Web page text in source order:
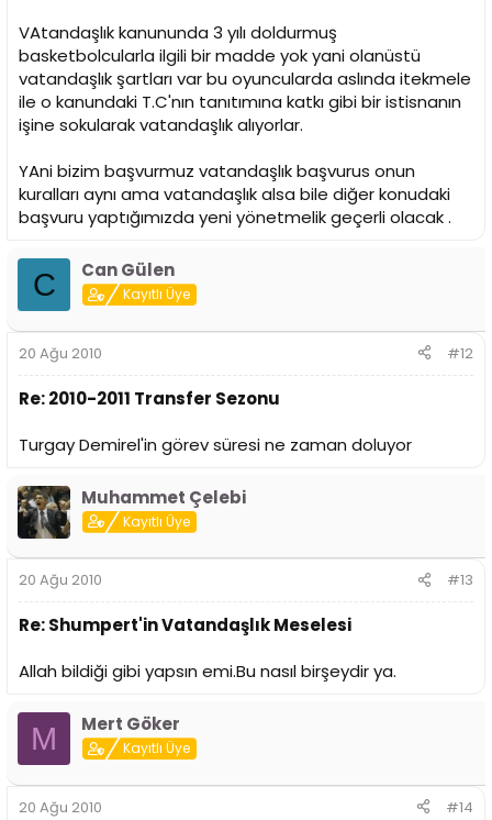
VAtandaşlık kanununda 3 yılı doldurmuş
basketbolcularla ilgili bir madde yok yani olanüstü
vatandaşlık şartları var bu oyuncularda aslında itekmele
ile o kanundaki T.C'nın tanıtımına katkı gibi bir istisnanın
işine sokularak vatandaşlık alıyorlar.
YAni bizim başvurmuz vatandaşlık başvurus onun
kuralları aynı ama vatandaşlık alsa bile diğer konudaki
başvuru yaptığımızda yeni yönetmelik geçerli olacak .
C Can Gülen
Kayıtlı Üye
20 Ağu 2010 #12
Re: 2010-2011 Transfer Sezonu
Turgay Demirel'in görev süresi ne zaman doluyor
Muhammet Çelebi
Kayıtlı Üye
20 Ağu 2010 #13
Re: Shumpert'in Vatandaşlık Meselesi
Allah bildiği gibi yapsın emi.Bu nasıl birşeydir ya.
M Mert Göker
Kayıtlı Üye
20 Ağu 2010 #14